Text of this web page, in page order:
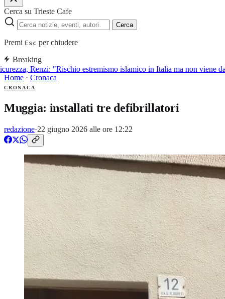
Cerca su Trieste Cafe
Cerca
Premi Esc per chiudere
Breaking
Renzi: "Rischio estremismo islamico in Italia ma non viene
Home · Cronaca
CRONACA
Muggia: installati tre defibrillatori
redazione·22 giugno 2026 alle ore 12:22